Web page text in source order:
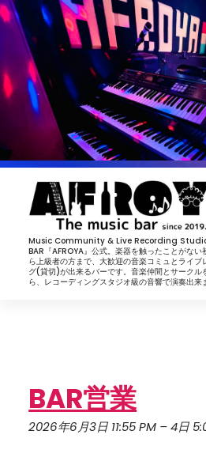
コ
ン
ツ
へ
ッ
プ
Music Community & Live Recording
BAR『AFROYA』公式。楽器を触ったことがない
ら上級者の方まで、大歓迎の音楽コミュとライブ
グ(貸切)が出来るバーです。音楽仲間とサークル
ら、レコーディングスタジオ級の音響で演奏出来
BAR営業
2026年6月3日 11:55 PM –4日